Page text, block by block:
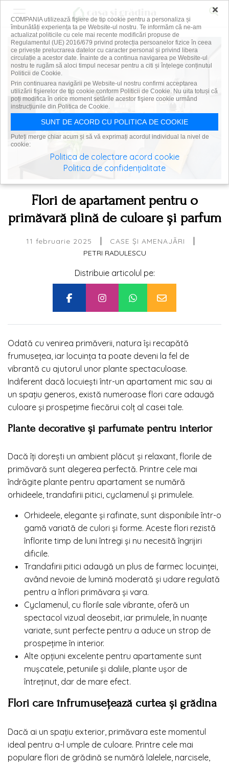
Flori de apartament pentru o
primăvară plină de culoare și parfum
11 februarie 2025 CASE ȘI AMENAJĂRI
PETRI RADULESCU
Distribuie articolul pe:
Odată cu venirea primăverii, natura își recapătă
frumusețea, iar locuința ta poate deveni la fel de
vibrantă cu ajutorul unor plante spectaculoase.
Indiferent dacă locuiești într-un apartament mic sau ai
un spațiu generos, există numeroase flori care adaugă
culoare și prospețime fiecărui colț al casei tale.
Plante decorative și parfumate pentru interior
Dacă îți dorești un ambient plăcut și relaxant, florile de
primăvară sunt alegerea perfectă. Printre cele mai
îndrăgite plante pentru apartament se numără
orhideele, trandafirii pitici, cyclamenul și primulele.
Orhideele, elegante și rafinate, sunt disponibile într-o
gamă variată de culori și forme. Aceste flori rezistă
înflorite timp de luni întregi și nu necesită îngrijiri
dificile.
Trandafirii pitici adaugă un plus de farmec locuinței,
având nevoie de lumină moderată și udare regulată
pentru a înflori primăvara și vara.
Cyclamenul, cu florile sale vibrante, oferă un
spectacol vizual deosebit, iar primulele, în nuanțe
variate, sunt perfecte pentru a aduce un strop de
prospețime în interior.
Alte opțiuni excelente pentru apartamente sunt
mușcatele, petuniile și daliile, plante ușor de
întreținut, dar de mare efect.
Flori care înfrumusețează curtea și grădina
Dacă ai un spațiu exterior, primăvara este momentul
ideal pentru a-l umple de culoare. Printre cele mai
populare flori de grădină se numără lalelele, narcisele,
×
COMPANIA utilizează fişiere de tip cookie pentru a personaliza și
îmbunătăți experiența ta pe Website-ul nostru. Te informăm că ne-am
actualizat politicile cu cele mai recente modificări propuse de
Regulamentul (UE) 2016/679 privind protecția persoanelor fizice în ceea
ce privește prelucrarea datelor cu caracter personal și privind libera
circulație a acestor date. Înainte de a continua navigarea pe Website-ul
nostru te rugăm să aloci timpul necesar pentru a citi și înțelege conținutul
Politicii de Cookie.
Prin continuarea navigării pe Website-ul nostru confirmi acceptarea
utilizării fişierelor de tip cookie conform Politicii de Cookie. Nu uita totuși că
poți modifica în orice moment setările acestor fişiere cookie urmând
instrucțiunile din Politica de Cookie.
SUNT DE ACORD CU POLITICA DE COOKIE
Puteți merge chiar acum și să vă exprimați acordul individual la nivel de
cookie:
Politica de colectare acord cookie
Politica de confidențialitate